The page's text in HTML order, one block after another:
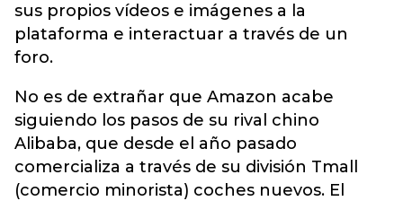
sus propios vídeos e imágenes a la
plataforma e interactuar a través de un
foro.
No es de extrañar que Amazon acabe
siguiendo los pasos de su rival chino
Alibaba, que desde el año pasado
comercializa a través de su división Tmall
(comercio minorista) coches nuevos. El